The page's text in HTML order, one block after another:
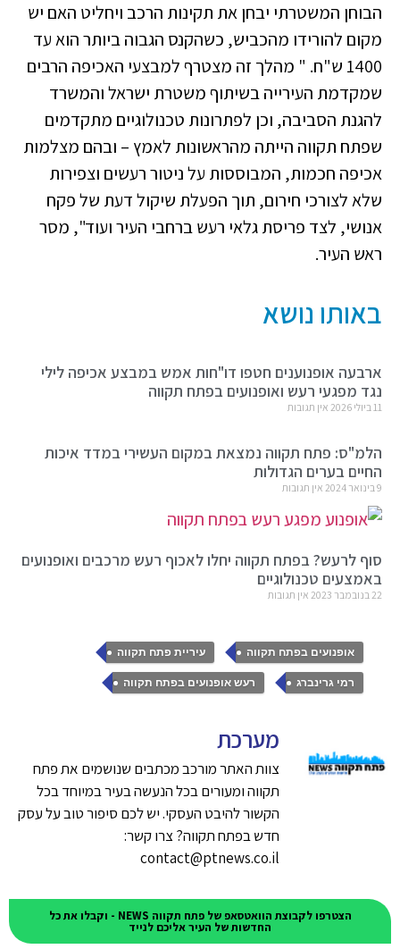
הבוחן המשטרתי יבחן את תקינות הרכב ויחליט האם יש
מקום להורידו מהכביש, כשהקנס הגבוה ביותר הוא עד
1400 ש"ח. " מהלך זה מצטרף למבצעי האכיפה הרבים
שמקדמת העירייה בשיתוף משטרת ישראל והמשרד
להגנת הסביבה, וכן לפתרונות טכנולוגיים מתקדמים
שפתח תקווה הייתה מהראשונות לאמץ – ובהם מצלמות
אכיפה חכמות, המבוססות על ניטור רעשים וצפירות
שלא לצורכי חירום, תוך הפעלת שיקול דעת של פקח
אנושי, לצד פריסת גלאי רעש ברחבי העיר ועוד", מסר
ראש העיר.
באותו נושא
ארבעה אופנוענים חטפו דו"חות אמש במבצע אכיפה לילי
נגד מפגעי רעש ואופנועים בפתח תקווה
11 ביולי 2026 אין תגובות
הלמ"ס: פתח תקווה נמצאת במקום העשירי במדד איכות
החיים בערים הגדולות
9 בינואר 2024 אין תגובות
סוף לרעש? בפתח תקווה יחלו לאכוף רעש מרכבים ואופנועים
באמצעים טכנולוגיים
22 בנובמבר 2023 אין תגובות
אופנועים בפתח תקווה , עיריית פתח תקווה ,
רמי גרינברג , רעש אופנועים בפתח תקווה
מערכת
צוות האתר מורכב מכתבים שנושמים את פתח
תקווה ומעורים בכל הנעשה בעיר במיוחד בכל
הקשור להיבט העסקי. יש לכם סיפור טוב על עסק
חדש בפתח תקווה? צרו קשר:
contact@ptnews.co.il
הצטרפו לקבוצת הוואטסאפ של פתח תקווה NEWS - וקבלו את כל
החדשות של העיר אליכם לנייד